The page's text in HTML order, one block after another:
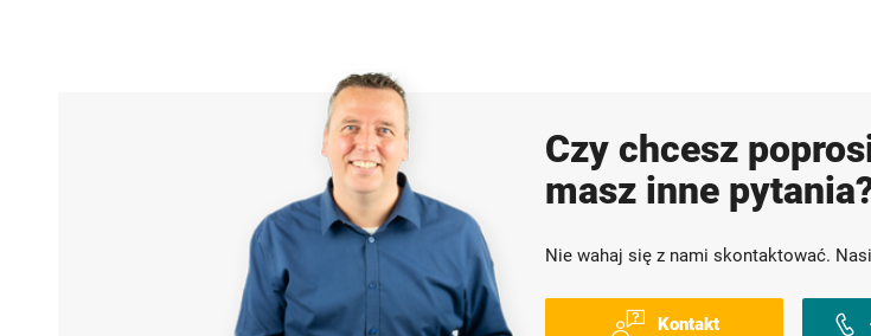
Czy chcesz
masz inne
Nie wahaj się z nami skontaktować.
Kontakt